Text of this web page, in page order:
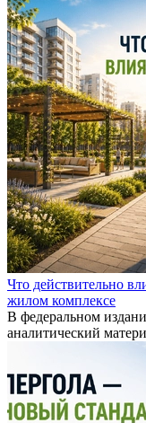
Что действительно
жилом комплексе
В федеральном
аналитический